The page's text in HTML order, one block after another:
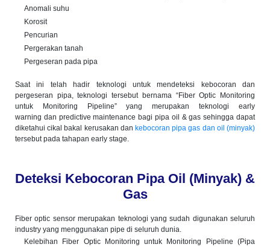
Anomali suhu
Korosit
Pencurian
Pergerakan tanah
Pergeseran pada pipa
Saat ini telah hadir teknologi untuk mendeteksi kebocoran dan
pergeseran pipa, teknologi tersebut bernama “Fiber Optic Monitoring
untuk Monitoring Pipeline” yang merupakan teknologi early
warning dan predictive maintenance bagi pipa oil & gas sehingga dapat
diketahui cikal bakal kerusakan dan kebocoran pipa gas dan oil (minyak)
tersebut pada tahapan early stage.
Deteksi Kebocoran Pipa Oil (Minyak) &
Gas
Fiber optic sensor merupakan teknologi yang sudah digunakan seluruh
industry yang menggunakan pipe di seluruh dunia.
Kelebihan Fiber Optic Monitoring untuk Monitoring Pipeline (Pipa